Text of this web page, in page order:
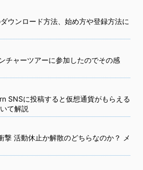
ウンロード方法、始め方や登録方法に
チャーツアーに参加したのでその感
SNSに投稿すると仮想通貨がもらえる
て解説
撃 活動休止か解散のどちらなのか？ メ